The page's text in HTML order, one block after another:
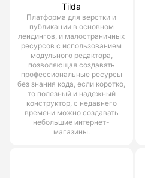
Tilda
Платформа для верстки и
публикации в основном
лендингов, и малостраничных
ресурсов с использованием
модульного редактора,
позволяющая создавать
профессиональные ресурсы
без знания кода, если коротко,
то полезный и надежный
конструктор, с недавнего
времени можно создавать
небольшие интернет-
магазины.